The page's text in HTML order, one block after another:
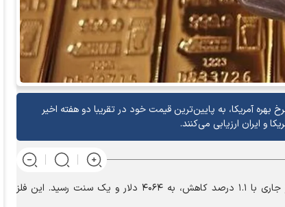
بهره آمریکا، به پایین‌ترین قیمت خود در تقریبا دو هفته اخیر
و ایران ارزیابی می‌کنند.
قیمت هر اونس طلا برای تحویل فوری در معاملات روز جاری با ۱.۱ درصد کاهش، به ۴۰۶۴ دلار و یک سنت رسید. این فلز